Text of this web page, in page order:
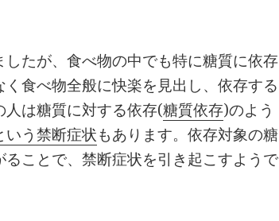
たが、食べ物の中でも特に糖質に依存
食べ物全般に快楽を見出し、依存する
人は糖質に対する依存(糖質依存)のよう
いう禁断症状もあります。依存対象の糖
ことで、禁断症状を引き起こすようで